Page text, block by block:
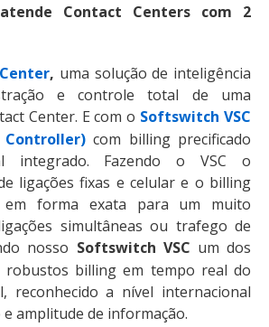
Contact Centers com 2
, uma solução de inteligência
e controle total de uma
Center. E com o Softswitch VSC
Controller) com billing precificado
integrado. Fazendo o VSC o
ligações fixas e celular e o billing
forma exata para um muito
simultâneas ou trafego de
nosso Softswitch VSC um dos
robustos billing em tempo real do
reconhecido a nível internacional
amplitude de informação.